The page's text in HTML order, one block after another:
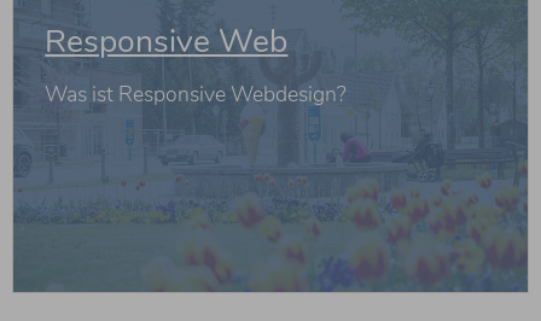
Responsive Web
Was ist Responsive Webdesign?